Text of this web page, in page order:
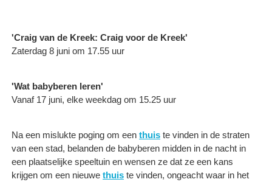
'Craig van de Kreek: Craig voor de Kreek'
Zaterdag 8 juni om 17.55 uur
'Wat babyberen leren'
Vanaf 17 juni, elke weekdag om 15.25 uur
Na een mislukte poging om een thuis te vinden in de straten
van een stad, belanden de babyberen midden in de nacht in
een plaatselijke speeltuin en wensen ze dat ze een kans
krijgen om een nieuwe thuis te vinden, ongeacht waar in het